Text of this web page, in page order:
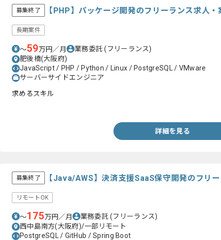
募集終了 【PHP】パッケージ開発のフリーランス求人・
長期案件
〜59万円／月 業務委託(フリーランス)
肥後橋(大阪府)
JavaScript / PHP / Python / Linux / PostgreSQL / VMware
サーバーサイドエンジニア
求めるスキル
詳細を見る
募集終了 【Java/AWS】決済支援SaaS保守開発のフリ
リモートOK
〜175万円／月 業務委託(フリーランス)
西中島南方(大阪府)/一部リモート
PostgreSQL / GitHub / Spring Boot